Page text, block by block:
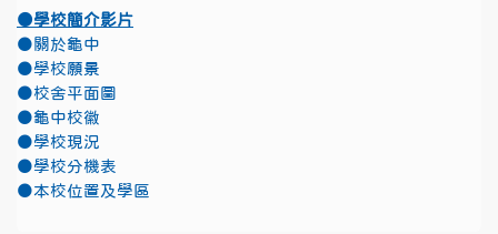
●學校簡介影片
●關於龜中
●學校願景
●校舍平面圖
●龜中校徽
●學校現況
●學校分機表
●本校位置及學區